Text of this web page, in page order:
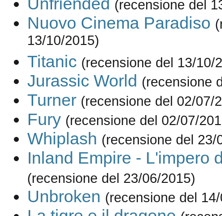
(recensione del
Nuovo Cinema Paradiso
13/10/2015)
Titanic (recensione del 13/10/
Jurassic World (recensione
Turner (recensione del 02/07/
Fury (recensione del 02/07/
Whiplash (recensione del 23/
Inland Empire - L'impero
(recensione del 23/06/2015)
Unbroken (recensione del